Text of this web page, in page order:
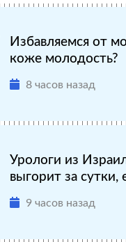
Избавляемся от
коже молодость?
8 часов назад
Урологи из
выгорит за сутки,
9 часов назад